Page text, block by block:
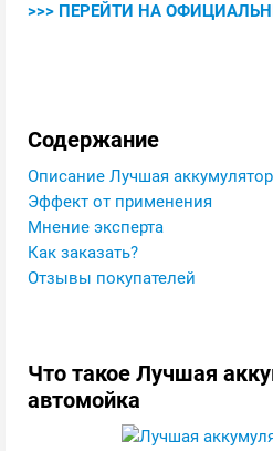
>>> ПЕРЕЙТИ НА
Содержание
Описание Лучшая
Эффект от применения
Мнение эксперта
Как заказать?
Отзывы покупателей
Что такое Лучшая
автомойка